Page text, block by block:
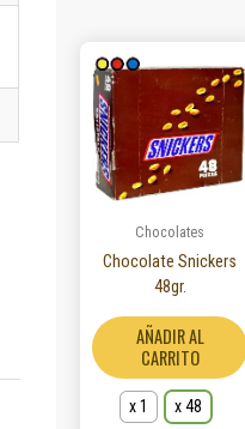
Chocolates
Chocolate Snickers
48gr.
AÑADIR AL
CARRITO
x 1 x 48